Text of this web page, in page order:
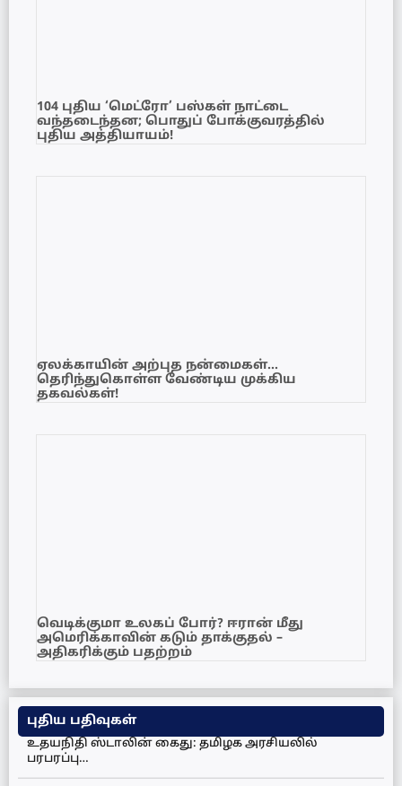
104 புதிய ‘மெட்ரோ’ பஸ்கள் நாட்டை
வந்தடைந்தன; பொதுப் போக்குவரத்தில்
புதிய அத்தியாயம்!
ஏலக்காயின் அற்புத நன்மைகள்…
தெரிந்துகொள்ள வேண்டிய முக்கிய
தகவல்கள்!
வெடிக்குமா உலகப் போர்? ஈரான் மீது
அமெரிக்காவின் கடும் தாக்குதல் –
அதிகரிக்கும் பதற்றம்
புதிய பதிவுகள்
உதயநிதி ஸ்டாலின் கைது: தமிழக அரசியலில்
பரபரப்பு…